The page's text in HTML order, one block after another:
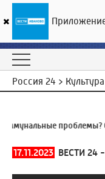
Россия 24 > Культура
проблемы?
17.11.2023 ВЕСТИ 24